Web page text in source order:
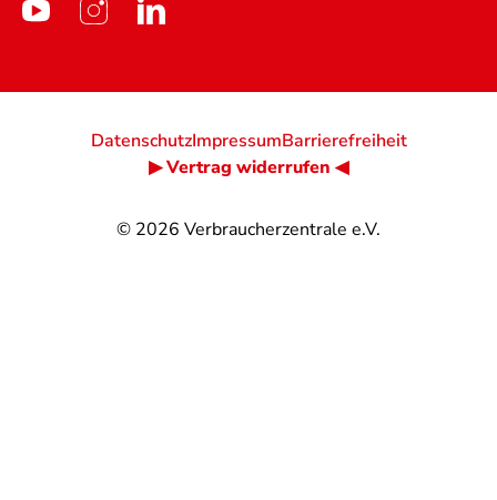
© 2026 Verbraucherzentrale e.V.
DatenschutzImpressumBarrierefreiheit
▶ Vertrag widerrufen ◀